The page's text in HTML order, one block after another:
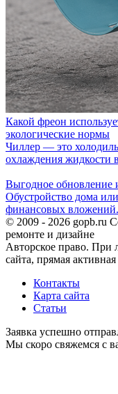
Какой фреон
экологические нормы
Чиллер — это
охлаждения жидкости
Выгодное обновление
Обустройство дома
финансовых
© 2009 - 2026 gopb.ru
ремонте и дизайне
Авторское право. При
сайта, прямая
Контакты
Карта сайта
Статьи
Заявка успешно
Мы скоро свяжемся с